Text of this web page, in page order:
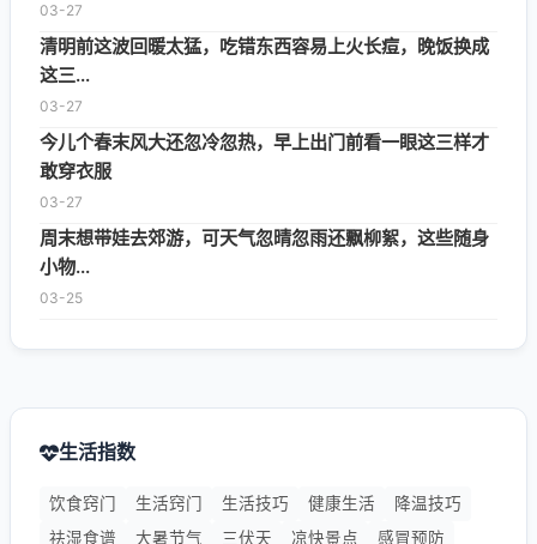
03-27
清明前这波回暖太猛，吃错东西容易上火长痘，晚饭换成
这三...
03-27
今儿个春末风大还忽冷忽热，早上出门前看一眼这三样才
敢穿衣服
03-27
周末想带娃去郊游，可天气忽晴忽雨还飘柳絮，这些随身
小物...
03-25
生活指数
饮食窍门 生活窍门 生活技巧 健康生活
降温技巧
祛湿食谱
大暑节气 三伏天 凉快景点 感冒预防